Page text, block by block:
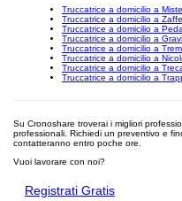
Truccatrice a domicilio a
Truccatrice a domicilio a
Truccatrice a domicilio a
Truccatrice a domicilio a
Truccatrice a domicilio a
Truccatrice a domicilio a
Truccatrice a domicilio a
Truccatrice a domicilio a
Su Cronoshare troverai i migliori
professionali. Richiedi un preventivo e
contatteranno entro poche ore.
Vuoi lavorare con noi?
Registrati Gratis